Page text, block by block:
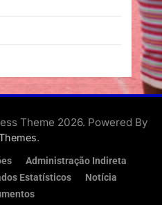
Theme 2026. Powered By
.
Administração Indireta
Estatísticos
Notícia